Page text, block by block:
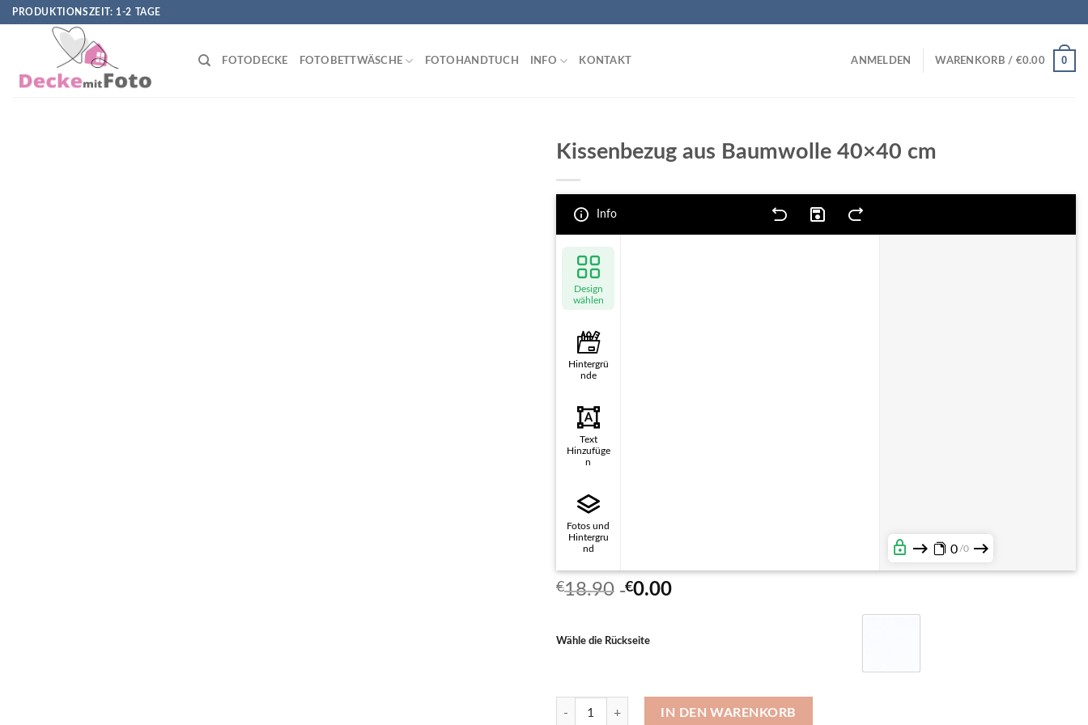
SkipPRODUKTIONSZEIT: 1-2 TAGE
FOTODECKE FOTOBETTWÄSCHE FOTOHANDTUCH INFO KONTAKT ANMELDEN WARENKORB / €0.00 0
Kissenbezug aus Baumwolle 40×40 cm
Info
Design
wählen
Hintergrü
nde
Text
Hinzufüge
n
Fotos und
Hintergru
nd
0 0
€18.90 €0.00
Wähle die Rückseite
Kissenbezug aus Baumwolle 40×40 cm Menge
IN DEN WARENKORB